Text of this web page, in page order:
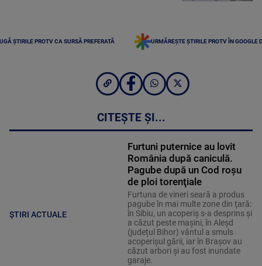
ȘTIRILE PROTV CA SURSĂ PREFERATĂ URMĂREȘTE ȘTIRILE PROTV ÎN GOOGLE
CITEȘTE ȘI...
ȘTIRI ACTUALE
Furtuni puternice au lovit
România după caniculă.
Pagube după un Cod roşu
de ploi torenţiale
Furtuna de vineri seară a produs
pagube în mai multe zone din ţară:
în Sibiu, un acoperiş s-a desprins și
a căzut peste maşini, în Aleşd
(județul Bihor) vântul a smuls
acoperişul gării, iar în Braşov au
căzut arbori şi au fost inundate
garaje.